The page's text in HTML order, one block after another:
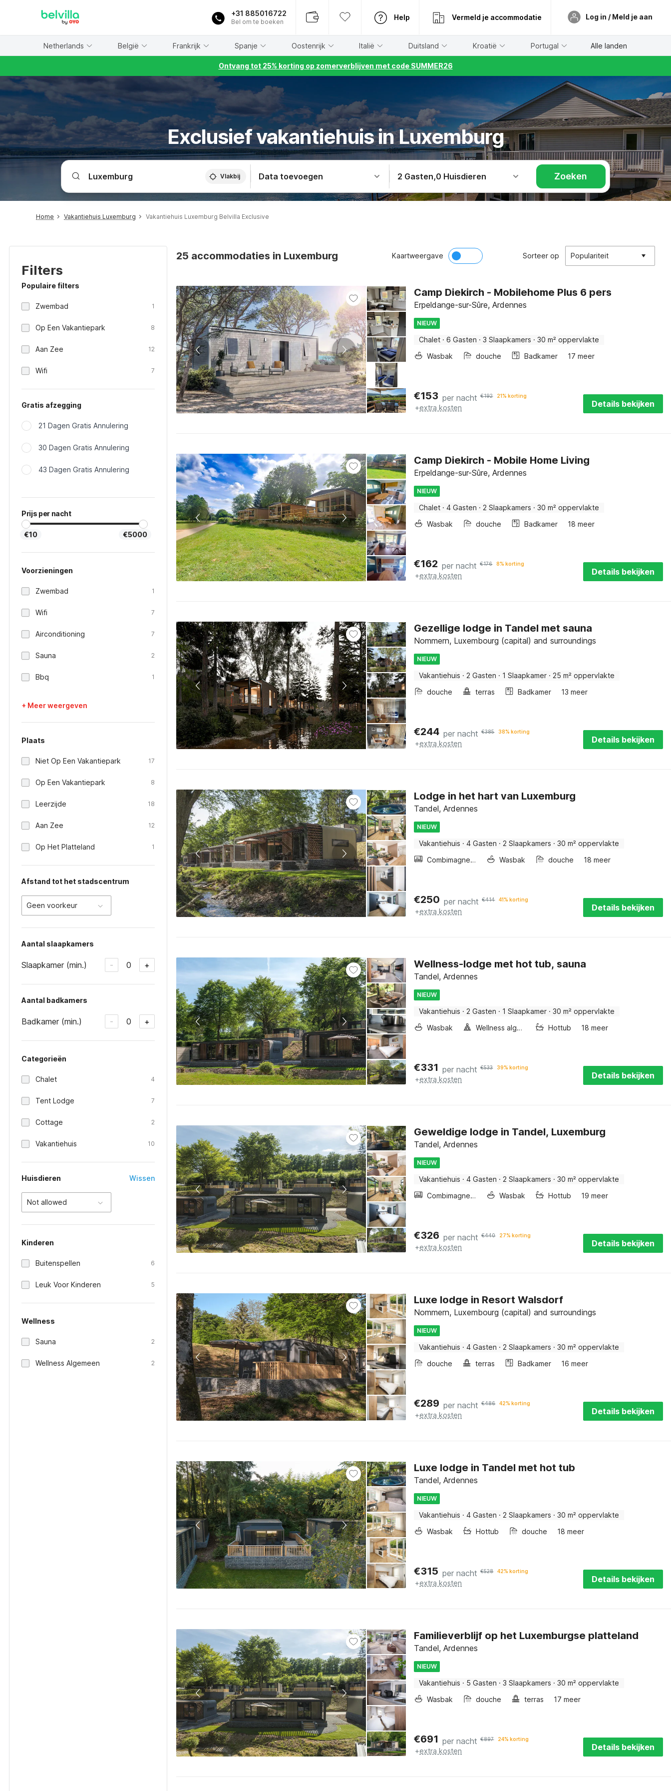
+31 885016722
Bel om te boeken
Help Vermeld je accommodatie Log in / Meld je aan
Netherlands België Frankrijk Spanje Oostenrijk Italië Duitsland Kroatië Portugal Alle landen
Ontvang tot 25% korting op zomerverblijven met code SUMMER26
Exclusief vakantiehuis in Luxemburg
Vlakbij Data toevoegen 2 Gasten,0 Huisdieren Zoeken
Home Vakantiehuis Luxemburg Vakantiehuis Luxemburg Belvilla Exclusive
Filters
Populaire filters
Zwembad 1
Op Een Vakantiepark 8
Aan Zee 12
Wifi 7
Gratis afzegging
21 Dagen Gratis Annulering
30 Dagen Gratis Annulering
43 Dagen Gratis Annulering
Prijs per nacht
€10 €5000
Voorzieningen
Zwembad 1
Wifi 7
Airconditioning 7
Sauna 2
Bbq 1
+ Meer weergeven
Plaats
Niet Op Een Vakantiepark 17
Op Een Vakantiepark 8
Leerzijde 18
Aan Zee 12
Op Het Platteland 1
Afstand tot het stadscentrum
Geen voorkeur
Aantal slaapkamers
Slaapkamer (min.) - 0 +
Aantal badkamers
Badkamer (min.) - 0 +
Categorieën
Chalet 4
Tent Lodge 7
Cottage 2
Vakantiehuis 10
Huisdieren Wissen
Not allowed
Kinderen
Buitenspellen 6
Leuk Voor Kinderen 5
Wellness
Sauna 2
Wellness Algemeen 2
25 accommodaties in Luxemburg Kaartweergave Sorteer op Populariteit
Camp Diekirch - Mobilehome Plus 6 pers
Erpeldange-sur-Sûre, Ardennes
NIEUW
Chalet · 6 Gasten · 3 Slaapkamers · 30 m² oppervlakte
Wasbak
douche Badkamer 17 meer
€153 per nacht €192 21% korting
+extra kosten Details bekijken
Camp Diekirch - Mobile Home Living
Erpeldange-sur-Sûre, Ardennes
NIEUW
Chalet · 4 Gasten · 2 Slaapkamers · 30 m² oppervlakte
Wasbak
douche Badkamer 18 meer
€162 per nacht €176 8% korting
+extra kosten Details bekijken
Gezellige lodge in Tandel met sauna
Nommern, Luxembourg (capital) and surroundings
NIEUW
Vakantiehuis · 2 Gasten · 1 Slaapkamer · 25 m² oppervlakte
douche
terras Badkamer 13 meer
€244 per nacht €385 38% korting
+extra kosten Details bekijken
Lodge in het hart van Luxemburg
Tandel, Ardennes
NIEUW
Vakantiehuis · 4 Gasten · 2 Slaapkamers · 30 m² oppervlakte
Combimagnetron
Wasbak douche 18 meer
€250 per nacht €414 41% korting
+extra kosten Details bekijken
Wellness-lodge met hot tub, sauna
Tandel, Ardennes
NIEUW
Vakantiehuis · 2 Gasten · 1 Slaapkamer · 30 m² oppervlakte
Wasbak
Wellness algemeen Hottub 18 meer
€331 per nacht €533 39% korting
+extra kosten Details bekijken
Geweldige lodge in Tandel, Luxemburg
Tandel, Ardennes
NIEUW
Vakantiehuis · 4 Gasten · 2 Slaapkamers · 30 m² oppervlakte
Combimagnetron
Wasbak Hottub 19 meer
€326 per nacht €440 27% korting
+extra kosten Details bekijken
Luxe lodge in Resort Walsdorf
Nommern, Luxembourg (capital) and surroundings
NIEUW
Vakantiehuis · 4 Gasten · 2 Slaapkamers · 30 m² oppervlakte
douche
terras Badkamer 16 meer
€289 per nacht €486 42% korting
+extra kosten Details bekijken
Luxe lodge in Tandel met hot tub
Tandel, Ardennes
NIEUW
Vakantiehuis · 4 Gasten · 2 Slaapkamers · 30 m² oppervlakte
Wasbak
Hottub douche 18 meer
€315 per nacht €528 42% korting
+extra kosten Details bekijken
Familieverblijf op het Luxemburgse platteland
Tandel, Ardennes
NIEUW
Vakantiehuis · 5 Gasten · 3 Slaapkamers · 30 m² oppervlakte
Wasbak
douche terras 17 meer
€691 per nacht €897 24% korting
+extra kosten Details bekijken